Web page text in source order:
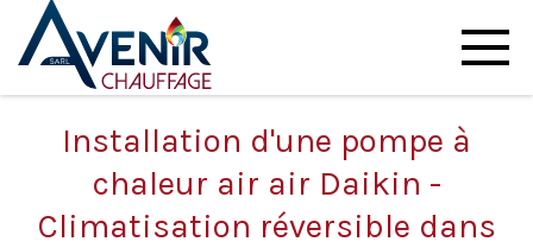
Installation d'une pompe à
chaleur air air Daikin -
Climatisation réversible dans